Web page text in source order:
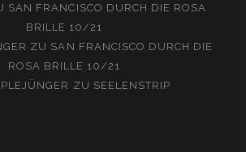
SAN FRANCISCO DURCH DIE ROSA
BRILLE 10/21
ZU SAN FRANCISCO DURCH DIE
ROSA BRILLE 10/21
ZU SEELENSTRIP